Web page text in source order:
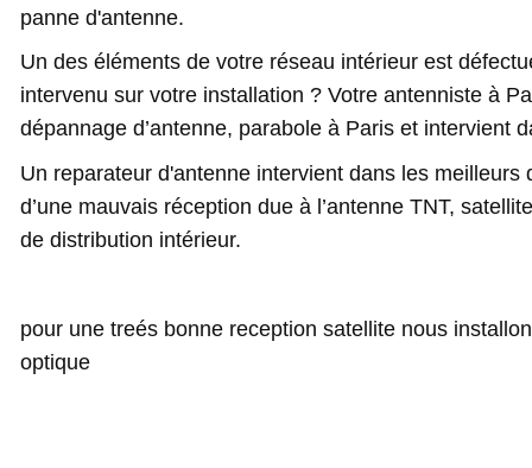
panne d'antenne.
Un des éléments de votre réseau intérieur est
intervenu sur votre installation ? Votre antenniste à
dépannage d’antenne, parabole à Paris et intervient
Un reparateur d'antenne intervient dans les meilleurs
d’une mauvais réception due à l’antenne TNT,
de distribution intérieur.
pour une treés bonne reception satellite nous
optique